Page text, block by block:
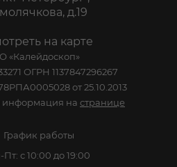
д.19
на карте
«Калейдоскоп»
ОГРН 1137847296267
от 25.10.2013
информация на странице
График работы
с 10:00 до 19:00